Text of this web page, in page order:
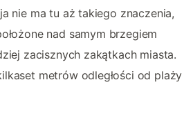
nie ma tu aż takiego znaczenia,
nad samym brzegiem
zacisznych zakątkach miasta.
metrów odległości od plaży